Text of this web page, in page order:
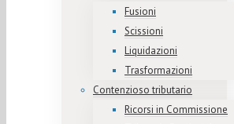
Fusioni
Scissioni
Liquidazioni
Trasformazioni
Contenzioso tributario
Ricorsi in Commissione